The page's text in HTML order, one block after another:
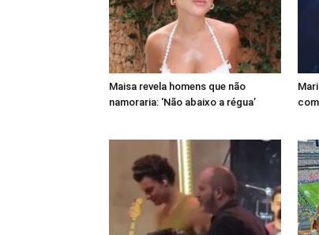
Maisa revela homens que não
namoraria: ‘Não abaixo a régua’